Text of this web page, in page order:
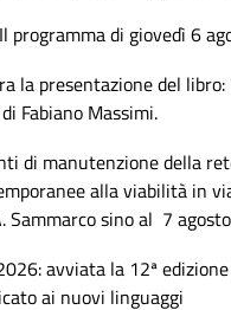
programma di giovedì 6
la presentazione del
Fabiano Massimi.
di manutenzione della
alla viabilità in
Sammarco sino al 7 agosto
avviata la 12ª
ai nuovi linguaggi